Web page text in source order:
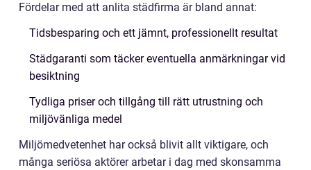
Fördelar med att anlita städfirma är bland annat:
Tidsbesparing och ett jämnt, professionellt resultat
Städgaranti som täcker eventuella anmärkningar vid
besiktning
Tydliga priser och tillgång till rätt utrustning och
miljövänliga medel
Miljömedvetenhet har också blivit allt viktigare, och
många seriösa aktörer arbetar i dag med skonsamma